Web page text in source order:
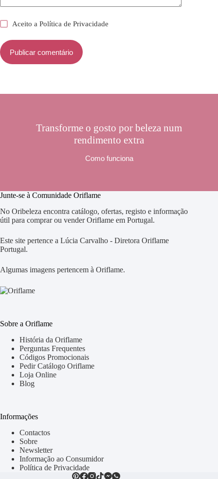
Aceito aPolítica de Privacidade
Publicar comentário
Transforme o gosto por beleza num
rendimento extra
Como funciona
Junte-se à Comunidade Oriflame
No Oribeleza encontra catálogo, ofertas, registo e informação
útil para comprar ou vender Oriflame em Portugal.
Este site pertence a Lúcia Carvalho - Diretora Oriflame
Portugal.
Algumas imagens pertencem à Oriflame.
Sobre a Oriflame
História da Oriflame
Perguntas Frequentes
Códigos Promocionais
Pedir Catálogo Oriflame
Loja Online
Blog
Informações
Contactos
Sobre
Newsletter
Informação ao Consumidor
Política de Privacidade